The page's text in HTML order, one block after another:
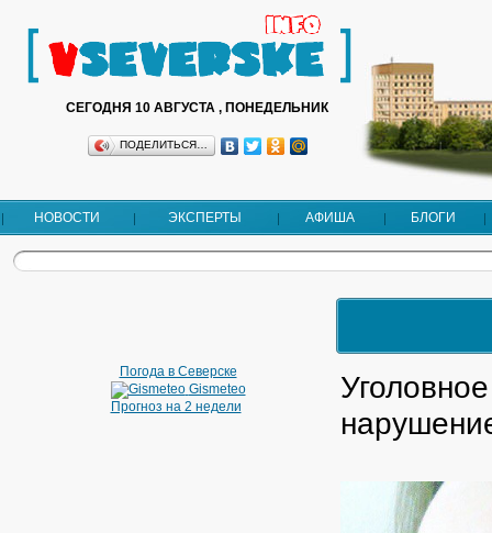
СЕГОДНЯ 10 АВГУСТА , ПОНЕДЕЛЬНИК
ПОДЕЛИТЬСЯ…
НОВОСТИ ЭКСПЕРТЫ АФИША БЛОГИ
Погода в Северске
Gismeteo
Прогноз на 2 недели